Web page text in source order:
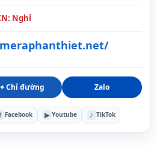
Nghỉ
⌖ Chỉ đường Zalo
Facebook ▶ Youtube ♪ TikTok